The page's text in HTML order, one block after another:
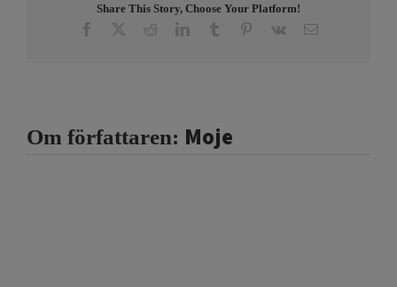
Share This Story, Choose Your Platform!
Facebook RedditLinkedInTumblr Pinterest
Vk E-
Om författaren: Moje